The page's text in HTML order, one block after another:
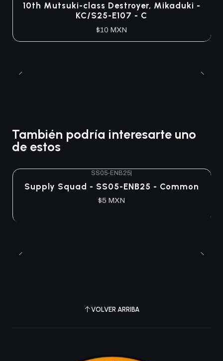
10th Mutsuki-class Destroyer, Mikaduki -
KC/S25-E107 - C
$10 MXN
También podría interesarte uno
de estos
Agotado
SS05-ENB25|
Supply Squad - SS05-ENB25 - Common
$5 MXN
VOLVER ARRIBA